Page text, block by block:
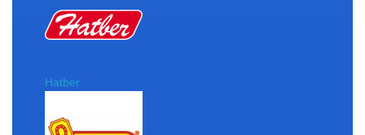
Hatber